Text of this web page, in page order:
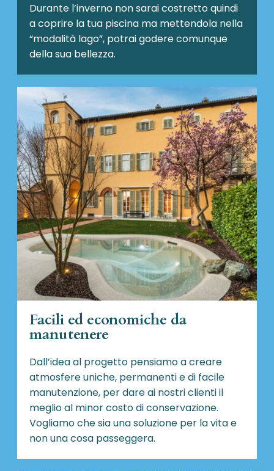
Durante l’inverno non sarai costretto quindi
a coprire la tua piscina ma mettendola nella
“modalità lago”, potrai godere comunque
della sua bellezza.
Facili ed economiche da
manutenere
Dall’idea al progetto pensiamo a creare
atmosfere uniche, permanenti e di facile
manutenzione, per dare ai nostri clienti il
meglio al minor costo di conservazione.
Vogliamo che sia una soluzione per la vita e
non una cosa passeggera.